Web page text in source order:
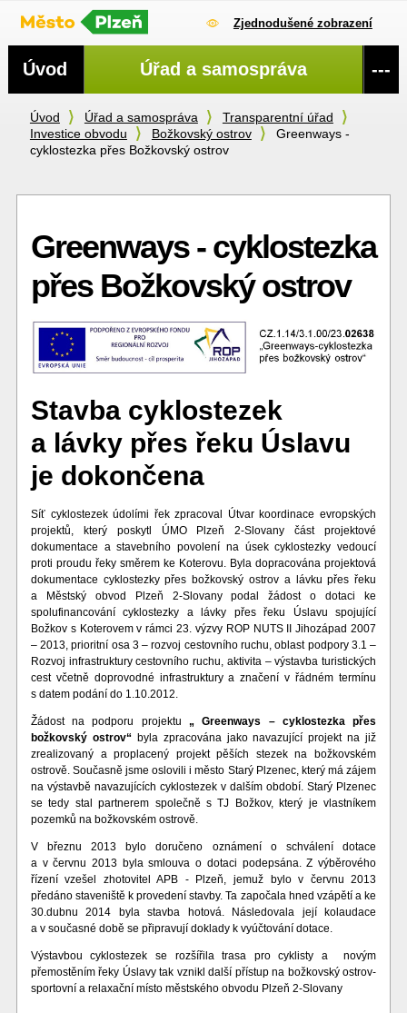
Zjednodušené zobrazení
Úvod Úřad a samospráva
Transparentní úřad
Investice obvodu
Božkovský ostrov
Greenways -
cyklostezka přes Božkovský ostrov
Greenways - cyklostezka
přes Božkovský ostrov
Stavba cyklostezek
a lávky přes řeku Úslavu
je dokončena
Síť cyklostezek údolími řek zpracoval Útvar koordinace evropských
projektů, který poskytl ÚMO Plzeň 2-Slovany část projektové
dokumentace a stavebního povolení na úsek cyklostezky vedoucí
proti proudu řeky směrem ke Koterovu. Byla dopracována projektová
dokumentace cyklostezky přes božkovský ostrov a lávku přes řeku
a Městský obvod Plzeň 2-Slovany podal žádost o dotaci ke
spolufinancování cyklostezky a lávky přes řeku Úslavu spojující
Božkov s Koterovem v rámci 23. výzvy ROP NUTS II Jihozápad 2007
– 2013, prioritní osa 3 – rozvoj cestovního ruchu, oblast podpory 3.1 –
Rozvoj infrastruktury cestovního ruchu, aktivita – výstavba turistických
cest včetně doprovodné infrastruktury a značení v řádném termínu
s datem podání do 1.10.2012.
Žádost na podporu projektu „ Greenways – cyklostezka přes
božkovský ostrov“byla zpracována jako navazující projekt na již
zrealizovaný a proplacený projekt pěších stezek na božkovském
ostrově. Současně jsme oslovili i město Starý Plzenec, který má zájem
na výstavbě navazujících cyklostezek v dalším období. Starý Plzenec
se tedy stal partnerem společně s TJ Božkov, který je vlastníkem
pozemků na božkovském ostrově.
V březnu 2013 bylo doručeno oznámení o schválení dotace
a v červnu 2013 byla smlouva o dotaci podepsána. Z výběrového
řízení vzešel zhotovitel APB - Plzeň, jemuž bylo v červnu 2013
předáno staveniště k provedení stavby. Ta započala hned vzápětí a ke
30.dubnu 2014 byla stavba hotová. Následovala její kolaudace
a v současné době se připravují doklady k vyúčtování dotace.
Výstavbou cyklostezek se rozšířila trasa pro cyklisty a novým
přemostěním řeky Úslavy tak vznikl další přístup na božkovský ostrov-
sportovní a relaxační místo městského obvodu Plzeň 2-Slovany
Navigace
Úvod Úřad a samospráva ---